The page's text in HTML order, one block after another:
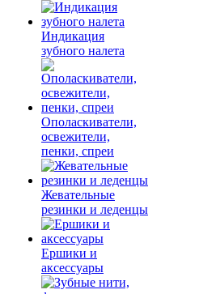
Индикация
зубного налета
Ополаскиватели,
освежители,
пенки, спреи
Жевательные
резинки и леденцы
Ершики и
аксессуары